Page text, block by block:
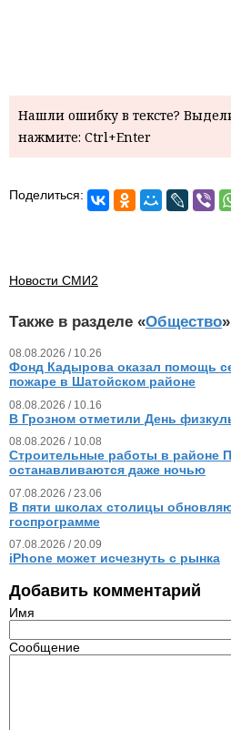
Нашли ошибку в тексте?
нажмите: Ctrl+Enter
Поделиться:
Новости СМИ2
Также в разделе «Общество
08.08.2026 / 10.26
Фонд Кадырова оказал помощь
пожаре в Шатойском районе
08.08.2026 / 10.16
В Грозном отметили День
08.08.2026 / 10.08
Строительные работы в районе
останавливаются даже ночью
07.08.2026 / 23.06
В пяти школах столицы
госпрограмме
07.08.2026 / 20.09
iPhone может исчезнуть с рынка
Добавить комментарий
Имя
Сообщение